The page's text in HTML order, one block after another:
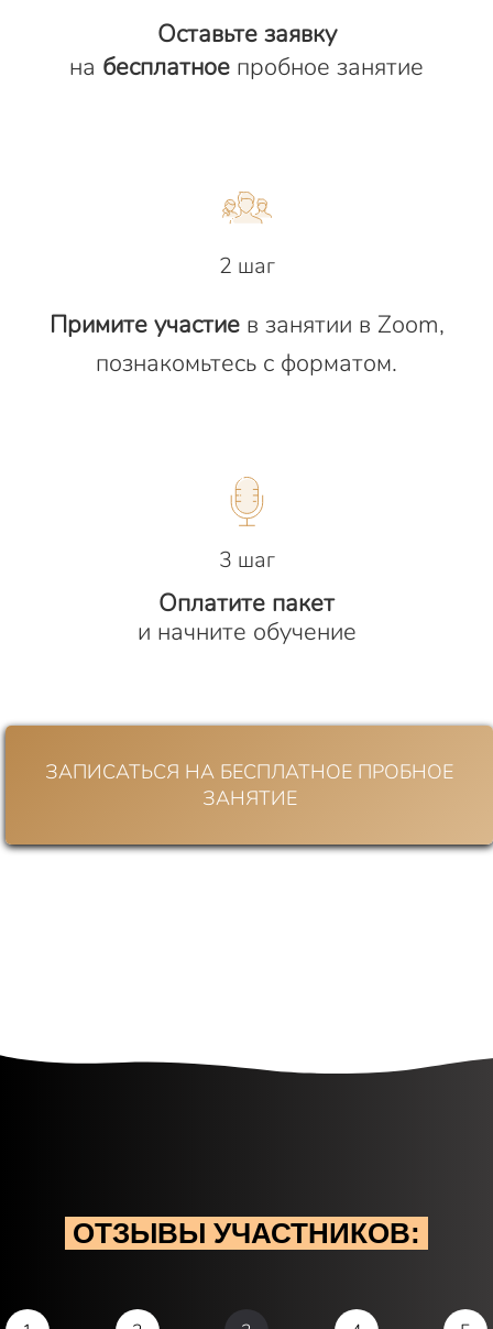
Оставьте заявку
на бесплатное пробное занятие
2 шаг
Примите участие в занятии в Zoom,
познакомьтесь с форматом.
3 шаг
Оплатите пакет
и начните обучение
ЗАПИСАТЬСЯ НА БЕСПЛАТНОЕ ПРОБНОЕ
ЗАНЯТИЕ
ОТЗЫВЫ УЧАСТНИКОВ: